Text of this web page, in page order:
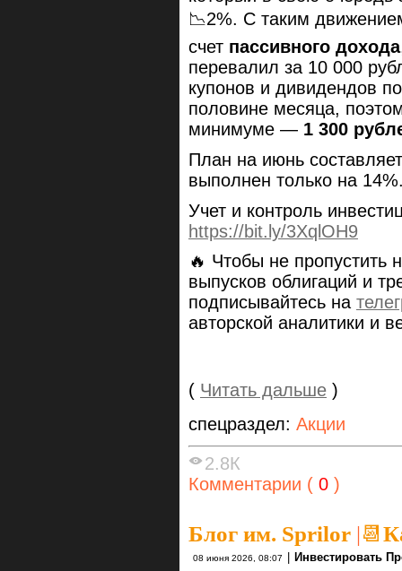
📉2%. С таким
счет пассивного дохода
перевалил за 10 000
купонов и дивидендов
половине месяца,
минимуме — 1 300
План на июнь
выполнен только на
Учет и контроль
https://bit.ly/3XqlOH9
🔥 Чтобы не пропустить
выпусков облигаций и
подписывайтесь на
авторской аналитики и
( Читать дальше )
спецраздел: Акции
2.8К
Комментарии ( 0 )
Блог им. Sprilor |
08 июня 2026, 08:07 Инвестировать